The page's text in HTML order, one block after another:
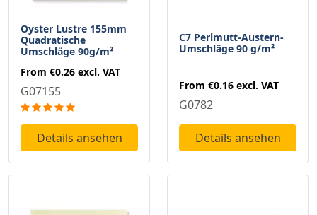
Oyster Lustre 155mm
Quadratische
Umschläge 90g/m²
From €0.26 excl. VAT
G07155
Details ansehen
C7 Perlmutt-Austern-
Umschläge 90 g/m²
From €0.16 excl. VAT
G0782
Details ansehen